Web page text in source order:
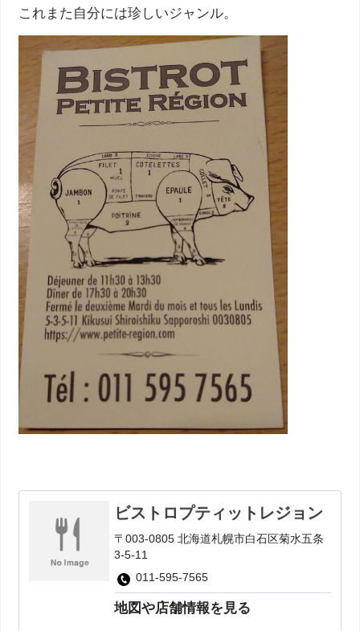
これまた自分には珍しいジャンル。
ビストロプティットレジョン
〒003-0805 北海道札幌市白石区菊水五条
3-5-11
011-595-7565
地図や店舗情報を見る